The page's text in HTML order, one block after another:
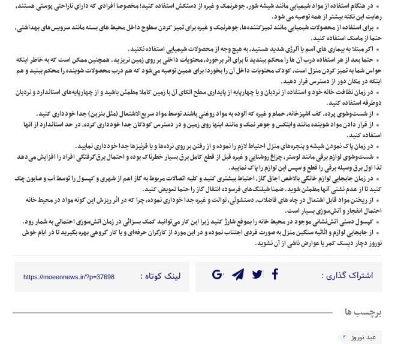
در هنگام استفاده از مواد شیمیایی مانند شیشه شور، جوهرنمک و غیره از دستکش استفاده کنید؛ مخصوصا افرادی که دارای ناراحتی پوستی هستند،
رعایت این نکته بیشتر از همه توصیه می شود.
برای استفاده از محصولات شیمیایی مانند تمیزکننده‌ها، جوهرنمک و غیره برای تمیز کردن سطوح داخل محیط های بسته مانند سرویس‌های بهداشتی،
حتما از ماسک استفاده کنید.
اگر مبتلا به بیماری های آسم یا آلرژی شدید هستید، به هیچ وجه از محصولات شیمیایی استفاده نکنید.
حتما بعد از هر استفاده درب آن ها را محکم ببندید تا برای اثر برخورد، محتویات داخلی بر روی زمین نریزید. همچنین ممکن است که به خاطر اینکه
حواس شما به تمیز کردن منزل است، کودک محتویات داخل آن را بخورد؛ برای همین توصیه می‌شود که هم درب محصولات شوینده را محکم ببنید و هم
اینکه در مکان دور از دسترس قرار دهید.
در زمان نظافت خانه خود و استفاده از نردبان و یا چهارپایه از پایداری سطح اتکای آن با زمین کاملا مطمئن باشید و از چهارپایه‌های استاندارد و نردبان
دوطرفه استفاده کنید.
از شست‌وشوی پرده، کف آشپزخانه، حمام و غیره که آلوده به مواد روغنی باشند توسط مواد سریع‌الاشتعال (مثل بنزین) جدا خودداری کنید.
از قرار دادن مواد شوینده مانند وایتکس و جوهر نمک و مانند اینها روی زمین و در دسترس کودکان جدا خودداری کرده، در حد استاندارد از آنها
استفاده کنید.
در زمان پاک نمودن شیشه و پنجره‌های منزل احتیاط لازم را نموده و از رفتن بر روی نرده‌ها و یا قرنیزها جدا خودداری نمایید.
شست‌وشوی لوازم برقی مانند لوستر، چراغ روشنایی و غیره قبل از قطع کامل برق بسیار خطرناک بوده و احتمال برق‌گرفتگی افراد را افزایش می‌دهد
لذا اول برق وسیله برقی را قطع و سپس این لوازم را پاک نمایید.
در زمان جابجایی لوازم خانگی بالاخص اجاق گاز، احتیاط بیشتری کنید و کلیه اتصالات مربوط به گاز اعم از شهری و کپسول را توسط آب و صابون چک
کنید تا از عدم نشتی آنها مطمئن شوید. ضمنا شیلنگ‌های فرسوده انتقال گاز را حتما تعویض کنید.
از ریختن مواد قابل اشتعال در چاه های فاضلاب، دستشوئی، توالت و غیره جدا خوداری نموده، چرا که در اثر ریزش این گونه مواد در محیط خانه
احتمال انفجار و آتش‌سوزی بسیار است.
کپسول دستی آتش‌نشانی موجود در محیط خانه را بموقع شارژ کنید زیرا این کار می‌توانید کمک بسزائی در زمان آتش‌سوزی احتمالی به شمار رود.
از جابجایی لوازم و اثاثیه سنگین منزل به صورت فردی اجتناب نموده و در این مورد از کارگران حرفه‌ای و یا کار گروهی بهره بگیرید تا در ایام خوش
نوروز دچار دیسک کمر یا عوارض ناشی از آن نشوید.
اشتراک گذاری : لینک کوتاه : https://moeennews.ir/?p=37698
برچسب ها
عید نوروز